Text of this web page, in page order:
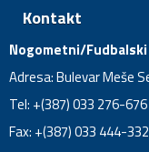
Kontakt
Nogometni/Fudbalski
Adresa: Bulevar Meše
Tel: +(387) 033 276-676
Fax: +(387) 033 444-332